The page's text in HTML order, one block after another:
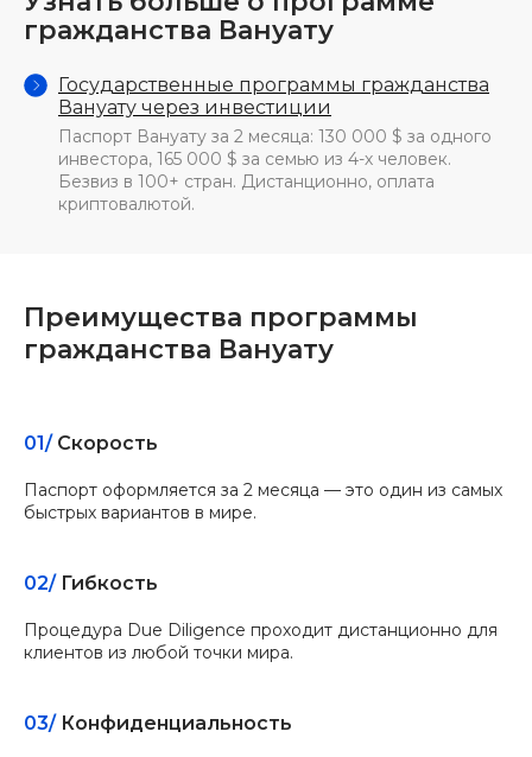
гражданства Вануату
Государственные программы гражданства
Вануату через инвестиции
Паспорт Вануату за 2 месяца: 130 000 $ за одного
инвестора, 165 000 $ за семью из 4-х человек.
Безвиз в 100+ стран. Дистанционно, оплата
криптовалютой.
Преимущества программы
гражданства Вануату
01/ Скорость
Паспорт оформляется за 2 месяца — это один из самых
быстрых вариантов в мире.
02/ Гибкость
Процедура Due Diligence проходит дистанционно для
клиентов из любой точки мира.
03/ Конфиденциальность